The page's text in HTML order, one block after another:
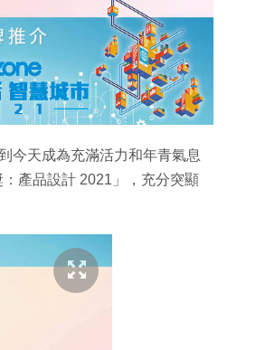
今天成為充滿活力和年青氣息
產品設計 2021」，充分突顯